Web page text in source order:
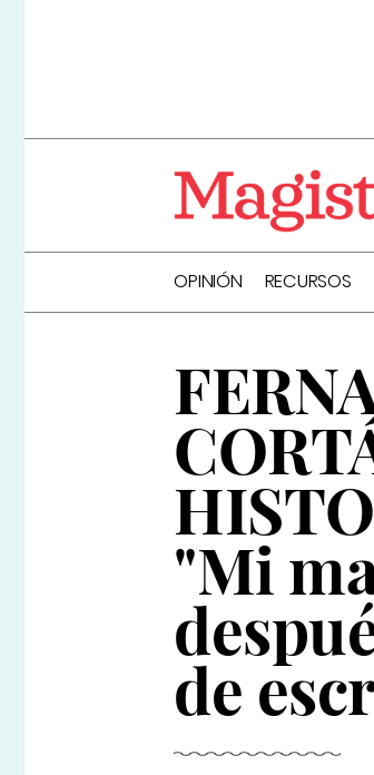
OPINIÓN RECURSOS
"Mi
de